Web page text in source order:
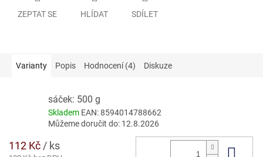
ZEPTAT SE HLÍDAT SDÍLET
Varianty Popis Hodnocení (4) Diskuze
sáček: 500 g
Skladem EAN:8594014788662
Můžeme doručit do: 12.8.2026
112 Kč / ks